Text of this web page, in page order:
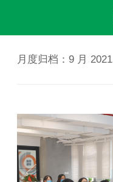
新闻动态
立法参与
研究课题
成果展示
我想
法律体检
法律咨询
法律培训
加入我们
月度归档： 9 月 2021